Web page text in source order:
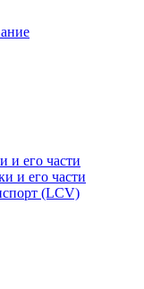
и его части
и его части
(LCV)